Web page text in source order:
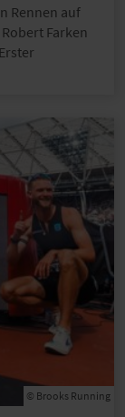
Rennen auf
Farken
© Brooks Running